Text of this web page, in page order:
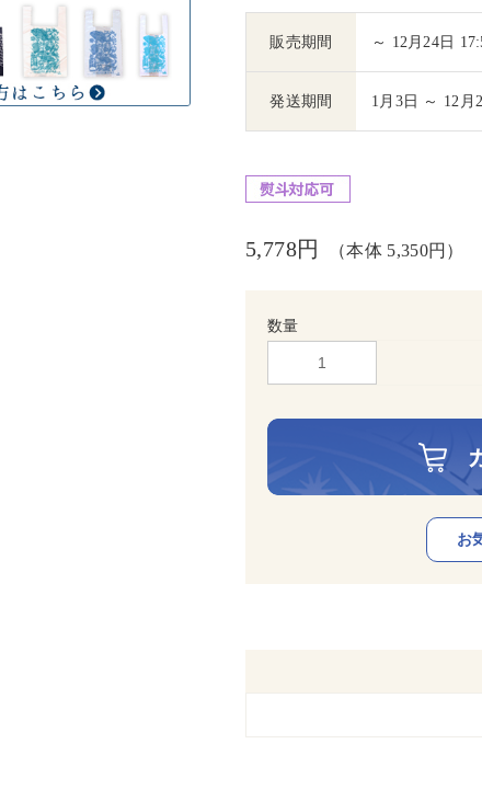
販売期間 ～ 12月24日
発送期間 1月3日 ～ 12月
5,778円 （本体 5,350円）
数量